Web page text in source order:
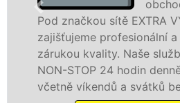
obchodní společnosti.
EXTRA VYKLÍZENÍ
a kvalitní servis se
služby poskytujeme
denně, 7 dní v týdnu
svátků bez příplatků.